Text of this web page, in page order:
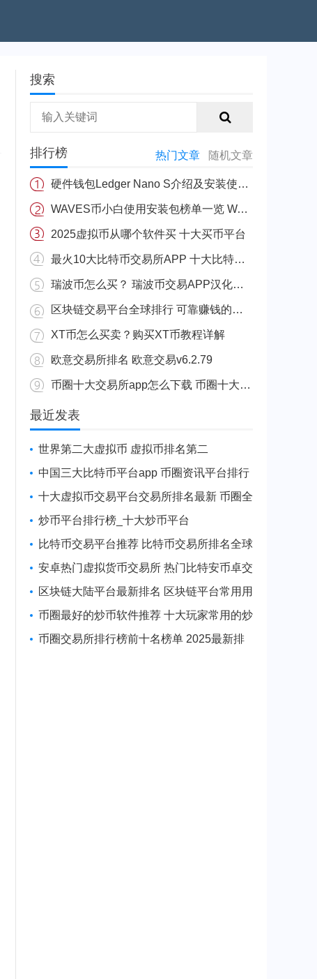
搜索
排行榜 热门文章 随机文章
硬件钱包Ledger Nano S介绍及安装使用教程
WAVES币小白使用安装包榜单一览 WAVES安币装包免费正规十大盘点
2025虚拟币从哪个软件买 十大买币平台
最火10大比特币交易所APP 十大比特币量化交易所排行
瑞波币怎么买？ 瑞波币交易APP汉化版v3.5.8
区块链交易平台全球排行 可靠赚钱的区块链app
XT币怎么买卖？购买XT币教程详解
欧意交易所排名 欧意交易v6.2.79
币圈十大交易所app怎么下载 币圈十大交易所app下载网站最新
最近发表
世界第二大虚拟币 虚拟币排名第二
中国三大比特币平台app 币圈资讯平台排行
十大虚拟币交易平台交易所排名最新 币圈全
球10大比特币平台排名
炒币平台排行榜_十大炒币平台
比特币交易平台推荐 比特币交易所排名全球
安卓热门虚拟货币交易所 热门比特安币卓交
易所排行榜
区块链大陆平台最新排名 区块链平台常用用
户量排名
币圈最好的炒币软件推荐 十大玩家常用的炒
币软件一览
币圈交易所排行榜前十名榜单 2025最新排